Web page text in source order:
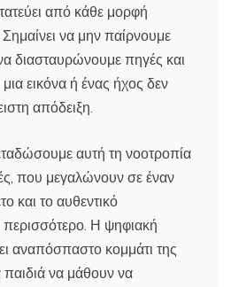
από κάθε μορφή
να μην παίρνουμε
διασταυρώνουμε πηγές και
εικόνα ή ένας ήχος δεν
απόδειξη.
αυτή τη νοοτροπία
που μεγαλώνουν σε έναν
και το αυθεντικό
περισσότερο. Η ψηφιακή
αναπόσπαστο κομμάτι της
να μάθουν να